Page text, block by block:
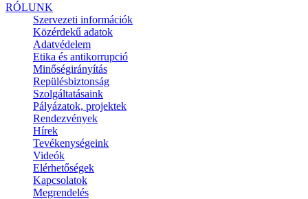
RÓLUNK
Szervezeti információk
Közérdekű adatok
Adatvédelem
Etika és antikorrupció
Minőségirányítás
Repülésbiztonság
Szolgáltatásaink
Pályázatok, projektek
Rendezvények
Hírek
Tevékenységeink
Videók
Elérhetőségek
Kapcsolatok
Megrendelés